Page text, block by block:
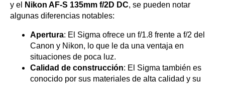
y el
Nikon AF-S 135mm f/2D DC, se pueden notar
algunas diferencias notables:
Apertura: El Sigma ofrece un f/1.8 frente a f/2 del
Canon y Nikon, lo que le da una ventaja en
situaciones de poca luz.
Calidad de construcción: El Sigma también es
conocido por sus materiales de alta calidad y su